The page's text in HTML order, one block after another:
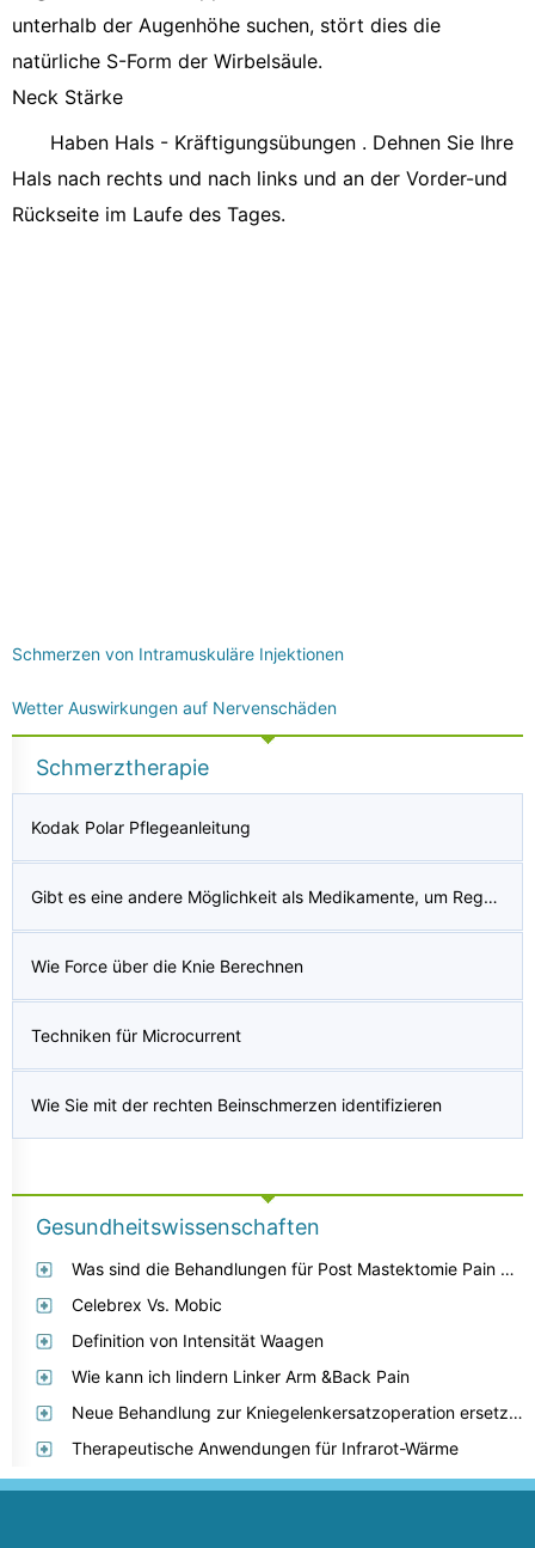
unterhalb der Augenhöhe suchen, stört dies die
natürliche S-Form der Wirbelsäule.
Neck Stärke
Haben Hals - Kräftigungsübungen . Dehnen Sie Ihre
Hals nach rechts und nach links und an der Vorder-und
Rückseite im Laufe des Tages.
Schmerzen von Intramuskuläre Injektionen
Wetter Auswirkungen auf Nervenschäden
Schmerztherapie
Kodak Polar Pflegeanleitung
Gibt es eine andere Möglichkeit als Medikamente, um Regelkrämpfe zu stoppen?
Wie Force über die Knie Berechnen
Techniken für Microcurrent
Wie Sie mit der rechten Beinschmerzen identifizieren
Gesundheitswissenschaften
Was sind die Behandlungen für Post Mastektomie Pain Syndrome
Celebrex Vs. Mobic
Definition von Intensität Waagen
Wie kann ich lindern Linker Arm &Back Pain
Neue Behandlung zur Kniegelenkersatzoperation ersetzen
Therapeutische Anwendungen für Infrarot-Wärme